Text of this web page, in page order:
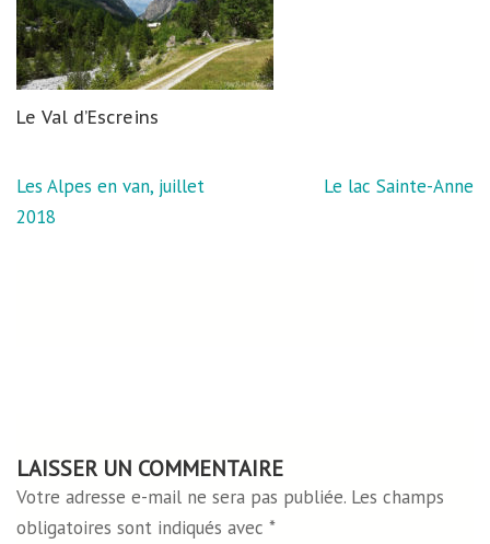
Le Val d’Escreins
Navigation
de
Les Alpes en van, juillet
2018
Le lac Sainte-Anne
LAISSER UN COMMENTAIRE
Votre adresse e-mail ne sera pas publiée. Les champs
obligatoires sont indiqués avec *